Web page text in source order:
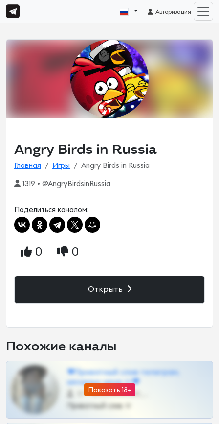
Авторизация
Angry Birds in Russia
Главная Игры Angry Birds in Russia
1319 • @AngryBirdsinRussia
Поделиться каналом:
0 0
Открыть
Похожие каналы
Показать 18+
❤Приватный слив телеграм,
шкодных шкур тг❤
57 •
Приватный слив тг